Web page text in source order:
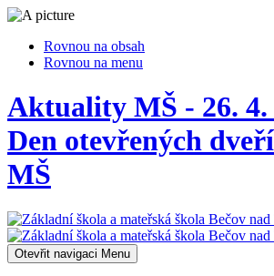
Rovnou na obsah
Rovnou na menu
Aktuality MŠ - 26. 4.
Den otevřených
MŠ
Otevřit navigaci Menu